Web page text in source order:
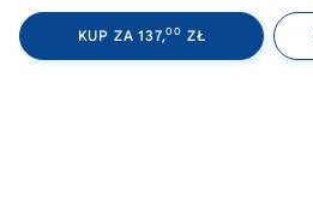
KUP ZA 137,00 ZŁ